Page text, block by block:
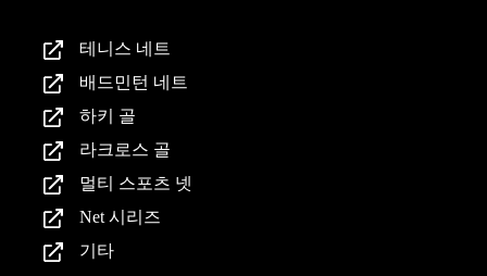
테니스 네트
배드민턴 네트
하키 골
라크로스 골
멀티 스포츠 넷
Net 시리즈
기타